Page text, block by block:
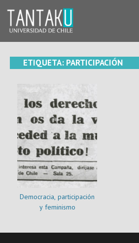
content
ETIQUETA: PARTICIPACIÓN
Democracia, participación
y feminismo